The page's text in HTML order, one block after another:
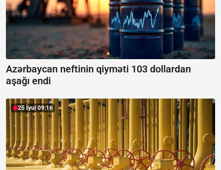
Azərbaycan neftinin qiyməti 103 dollardan
aşağı endi
25 İyul 09:16